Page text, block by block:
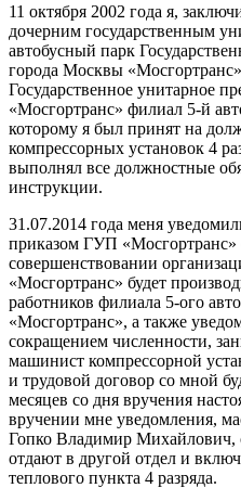
11 октября 2002 года я,
дочерним государственным
автобусный парк
города Москвы
Государственное унитарное
«Мосгортранс» филиал 5-й
которому я был принят на
компрессорных установок 4
выполнял все должностные
инструкции.
31.07.2014 года меня
приказом ГУП
совершенствовании
«Мосгортранс» будет
работников филиала 5-ого
«Мосгортранс», а также
сокращением численности,
машинист компрессорной
и трудовой договор со мной
месяцев со дня вручения
вручении мне уведомления,
Гопко Владимир Михайлович,
отдают в другой отдел и
теплового пункта 4 разряда.